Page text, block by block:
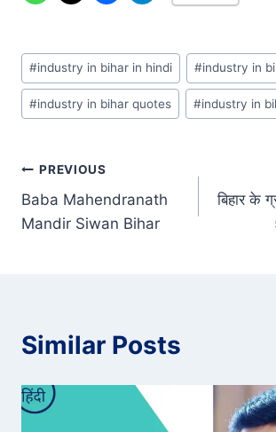
Post
Tags:
#industry in bihar in hindi #industry in
#industry in bihar quotes #industry in
Post
navigation
PREVIOUS
Baba Mahendranath
Mandir Siwan Bihar
बिहार के
Similar Posts